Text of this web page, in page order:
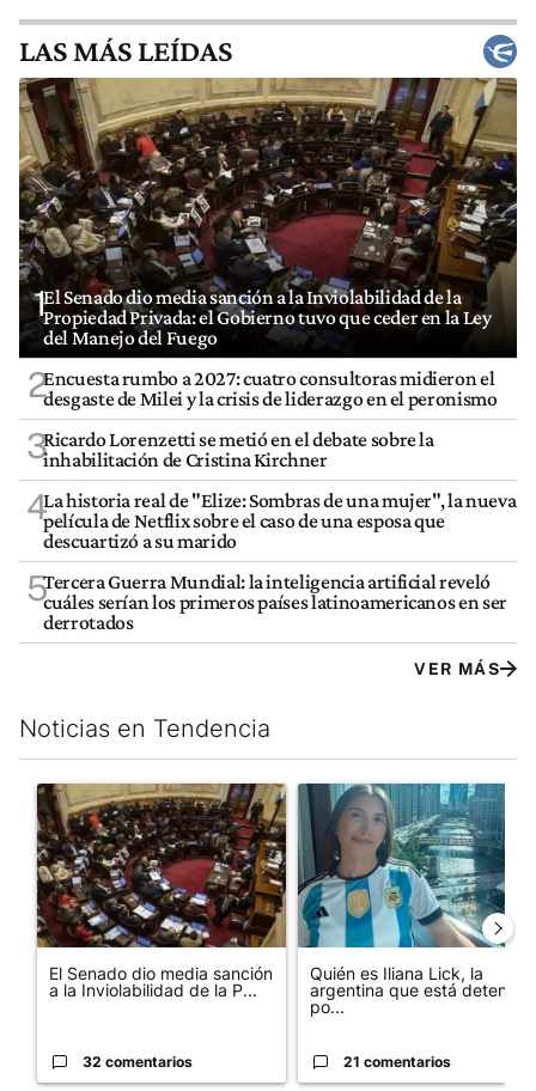
LAS MÁS LEÍDAS
1El Senado dio media sanción a la Inviolabilidad de la
Propiedad Privada: el Gobierno tuvo que ceder en la Ley
del Manejo del Fuego
2Encuesta rumbo a 2027: cuatro consultoras midieron el
desgaste de Milei y la crisis de liderazgo en el peronismo
3Ricardo Lorenzetti se metió en el debate sobre la
inhabilitación de Cristina Kirchner
4La historia real de "Elize: Sombras de una mujer", la nueva
película de Netflix sobre el caso de una esposa que
descuartizó a su marido
5Tercera Guerra Mundial: la inteligencia artificial reveló
cuáles serían los primeros países latinoamericanos en ser
derrotados
VER MÁS
Noticias en Tendencia
Este listado muestra los artículos con más comentarios en los
Un artículo de tendencia con el título "El Senado dio media
El Senado dio media sanción
a la Inviolabilidad de la P...
32 comentarios
Un artículo de tendencia con
Quién es Iliana Lick, la
argentina que está detenida
po...
21 comentarios